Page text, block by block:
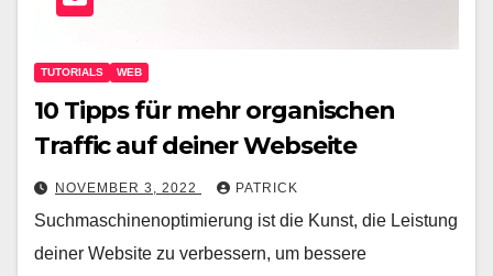
TUTORIALS WEB
10 Tipps für mehr organischen
Traffic auf deiner Webseite
NOVEMBER 3, 2022 PATRICK
Suchmaschinenoptimierung ist die Kunst, die Leistung
deiner Website zu verbessern, um bessere